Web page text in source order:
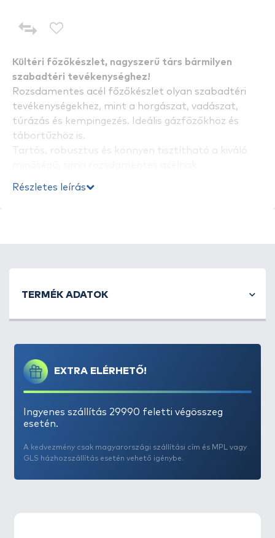
Kültéri főzőkészlet, nagyszerű társ bármilyen
szabadtéri tevékenységhez!
Rozsdamentes acél főzőkészlet olyan szabadtéri
tevékenységekhez, mint a horgászat, vadászat,
túrázás és kempingezés. Ideális gázfőzőkhöz és
tábortűzhöz is.
Tartós, robusztus és könnyen tisztítható a kiváló
1 fazék (14 cm) fedővel (14,5 cm)
Részletes leírás
EXTRA ELÉRHETŐ!
Ingyenes szállítás 29990 feletti végösszeg
esetén.
A kedvezmény csak magyarországi szállítási cím és MPL vagy
GLS házhozszállítás esetén vehető igénybe.
TERMÉK ADATOK